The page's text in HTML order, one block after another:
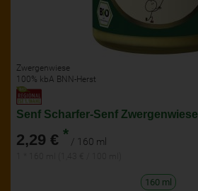
Zwergenwiese
100% kbA BNN-Herst
Senf Scharfer-Senf Zwergenwiese
2,29 € * / 160 ml
160 ml